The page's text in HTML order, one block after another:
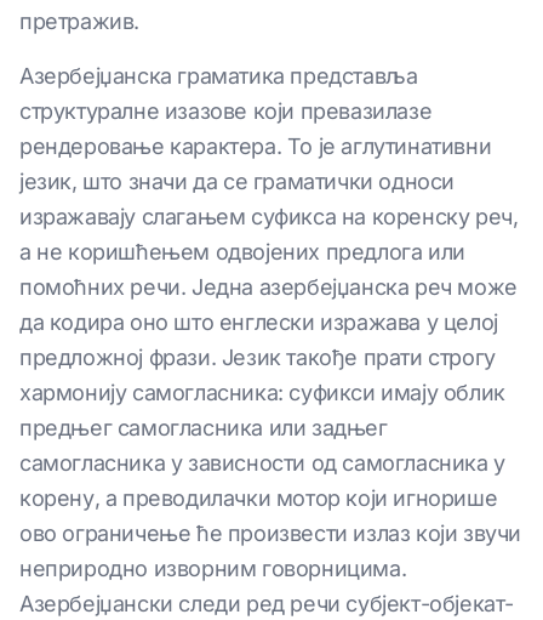
претражив.
Азербејџанска граматика представља
структуралне изазове који превазилазе
рендеровање карактера. То је аглутинативни
језик, што значи да се граматички односи
изражавају слагањем суфикса на коренску реч,
а не коришћењем одвојених предлога или
помоћних речи. Једна азербејџанска реч може
да кодира оно што енглески изражава у целој
предложној фрази. Језик такође прати строгу
хармонију самогласника: суфикси имају облик
предњег самогласника или задњег
самогласника у зависности од самогласника у
корену, а преводилачки мотор који игнорише
ово ограничење ће произвести излаз који звучи
неприродно изворним говорницима.
Азербејџански следи ред речи субјект-објекат-